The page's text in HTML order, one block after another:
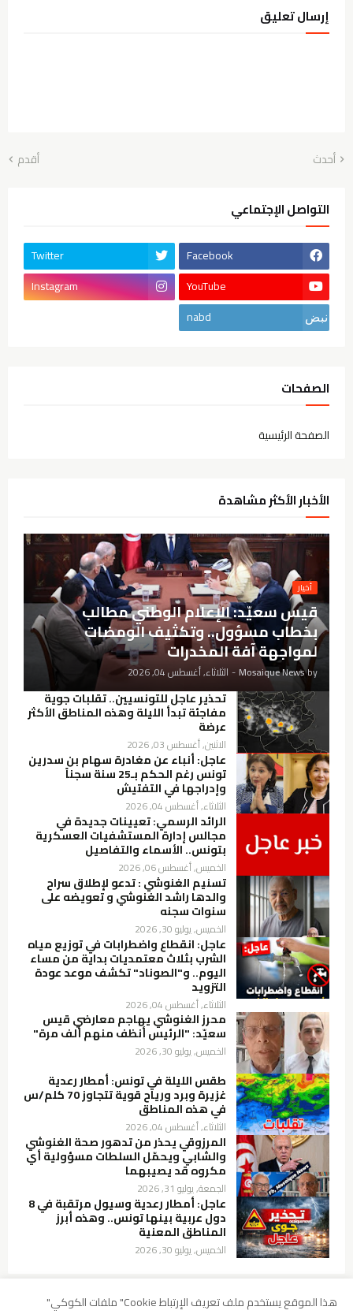
إرسال تعليق
أحدث أقدم
التواصل الإجتماعي
Facebook
Twitter
YouTube
Instagram
nabd
الصفحات
الصفحة الرئيسية
الأخبار الأكثر مشاهدة
أخيار
قيس سعيّد: الإعلام الوطني مطالب
بخطاب مسؤول.. وتكثيف الومضات
لمواجهة آفة المخدرات
by
Mosaique News
- الثلاثاء, أغسطس 04, 2026
تحذير عاجل للتونسيين.. تقلبات جوية
مفاجئة تبدأ الليلة وهذه المناطق الأكثر
عرضة
الاثنين, أغسطس 03, 2026
عاجل: أنباء عن مغادرة سهام بن سدرين
تونس رغم الحكم بـ25 سنة سجناً
وإدراجها في التفتيش
الثلاثاء, أغسطس 04, 2026
الرائد الرسمي: تعيينات جديدة في
مجالس إدارة المستشفيات العسكرية
بتونس.. الأسماء والتفاصيل
الخميس, أغسطس 06, 2026
تسنيم الغنوشي : تدعو لإطلاق سراح
والدها راشد الغنوشي و تعويضه على
سنوات سجنه
الخميس, يوليو 30, 2026
عاجل: انقطاع واضطرابات في توزيع مياه
الشرب بثلاث معتمديات بداية من مساء
اليوم.. و"الصوناد" تكشف موعد عودة
التزويد
الثلاثاء, أغسطس 04, 2026
محرز الغنوشي يهاجم معارضي قيس
سعيّد: "الرئيس أنظف منهم ألف مرة"
الخميس, يوليو 30, 2026
طقس الليلة في تونس: أمطار رعدية
غزيرة وبرد ورياح قوية تتجاوز 70 كلم/س
في هذه المناطق
الثلاثاء, أغسطس 04, 2026
المرزوقي يحذر من تدهور صحة الغنوشي
والشابي ويحمّل السلطات مسؤولية أي
مكروه قد يصيبهما
الجمعة, يوليو 31, 2026
عاجل: أمطار رعدية وسيول مرتقبة في 8
دول عربية بينها تونس.. وهذه أبرز
المناطق المعنية
الخميس, يوليو 30, 2026
هذا الموقع يستخدم ملف تعريف الإرتباط Cookie" ملفات الكوكي"